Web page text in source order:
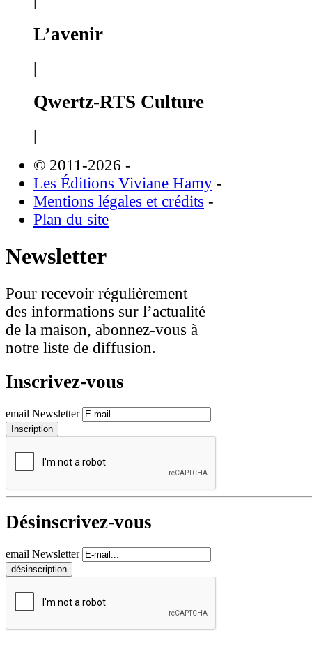
L’avenir
|
Qwertz-RTS Culture
|
© 2011-2026 -
Les Éditions Viviane Hamy -
Mentions légales et crédits -
Plan du site
Newsletter
Pour recevoir régulièrement
des informations sur l’actualité
de la maison, abonnez-vous à
notre liste de diffusion.
Inscrivez-vous
email Newsletter
Désinscrivez-vous
email Newsletter